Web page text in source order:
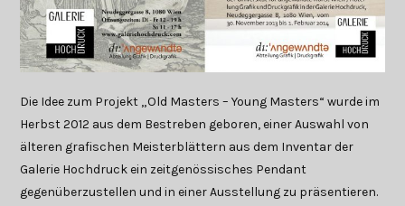
Die Idee zum Projekt „Old Masters – Young Masters“ wurde im
Herbst 2012 aus dem Bestreben geboren, einer Auswahl von
älteren grafischen Meisterblättern aus dem Inventar der
Galerie Hochdruck ein zeitgenössisches Pendant
gegenüberzustellen und in einer Ausstellung zu präsentieren.